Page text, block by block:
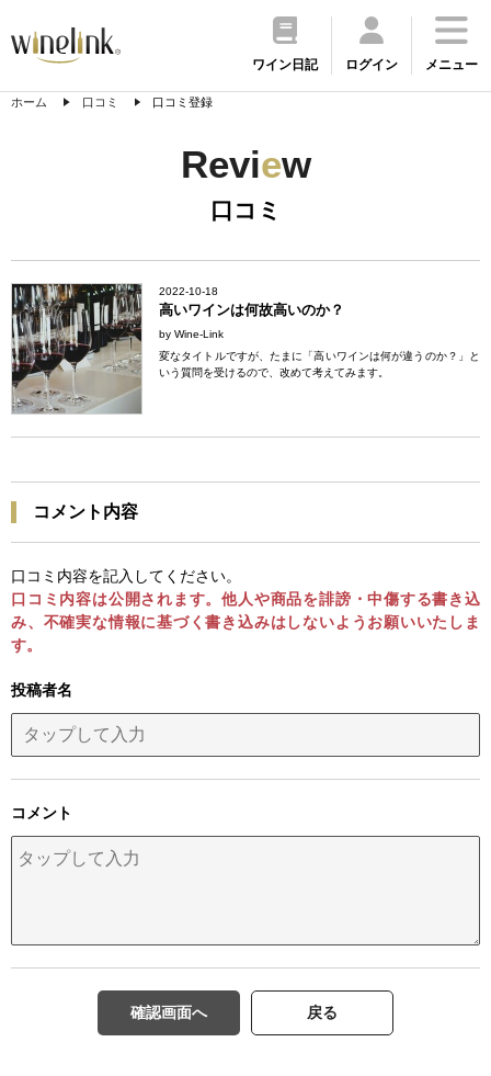
ワイン日記 ログイン メニュー
ホーム 口コミ 口コミ登録
Review
口コミ
2022-10-18
高いワインは何故高いのか？
by Wine-Link
変なタイトルですが、たまに「高いワインは何が違うのか？」と
いう質問を受けるので、改めて考えてみます。
コメント内容
口コミ内容を記入してください。
口コミ内容は公開されます。他人や商品を誹謗・中傷する書き込
み、不確実な情報に基づく書き込みはしないようお願いいたしま
す。
投稿者名
コメント
確認画面へ 戻る